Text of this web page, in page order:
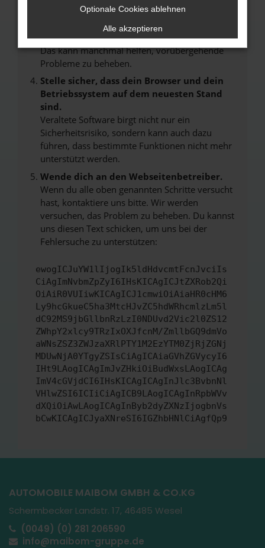
anderen Browser oder in einem privaten
Starte dein Gerät neu.
Das kann manchmal helfen, vorübergehende
Probleme zu beheben.
Stelle sicher, dass dein Browser und dein
Betriebssystem auf dem neuesten Stand
sind.
Veraltete Software birgt nicht nur ein
Sicherheitsrisiko, sondern kann auch dazu
führen, dass bestimmte Funktionen nicht mehr
unterstützt werden.
Wende dich an den Webseitenbetreiber.
Wenn du alle oben genannten Schritte versucht
hast, kontaktiere uns bitte. Wir werden
versuchen, das Problem zu beheben. Du kannst
uns diesen Text schicken, um uns bei der
Fehlersuche zu unterstützen:
ewogICJuYW1lIjogIk5ldHdvcmtFcnJvciIs
CiAgImNvbmZpZyI6IHsKICAgICJtZXRob2Qi
OiAiR0VUIiwKICAgICJ1cmwiOiAiaHR0cHM6
Ly9hcGkueC5ha3MtcHJvZC5hdWRhcmlzLm5l
dC92MS9jbGllbnRzLzI0NDUvd2Vic2l0ZS12
ZWhpY2xlcy9TRzIxOXJfcnM/ZmllbGQ9dmVo
aWNsZSZ3ZWJzaXRlPTY1M2EzYTM0ZjRjZGNj
MDUwNjA0YTgyZSIsCiAgICAiaGVhZGVycyI6
IHt9LAogICAgImJvZHkiOiBudWxsLAogICAg
ImV4cGVjdCI6IHsKICAgICAgInJlc3BvbnNl
VHlwZSI6ICIiCiAgICB9LAogICAgInRpbWVv
dXQiOiAwLAogICAgInByb2dyZXNzIjogbnVs
bCwKICAgICJyaXNreSI6IGZhbHNlCiAgfQp9
AUTOMOBILE MAIBOM GMBH & CO.KG
Schermbecker Landstr. 17, 46485 Wesel
(0049) (0) 281 206590
info@maibom-gruppe.de
Optionale Cookies ablehnen
Alle akzeptieren